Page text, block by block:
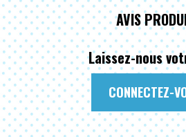
AVIS
Laissez-nous
CONNECTEZ-